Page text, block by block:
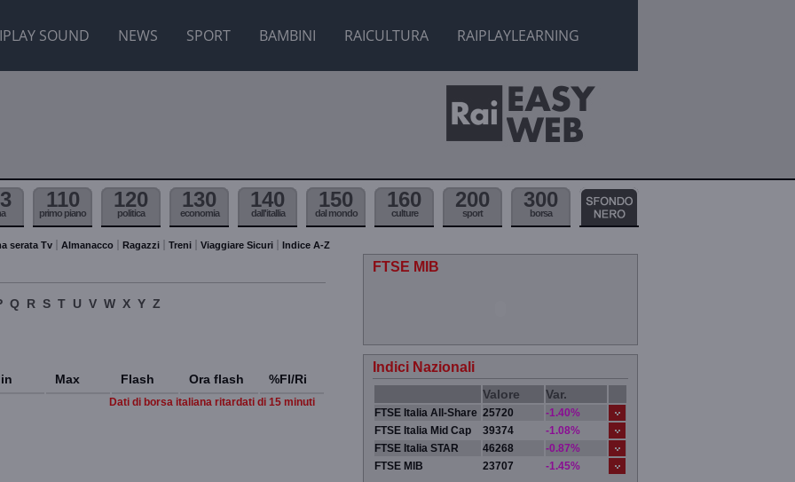
SOUND NEWS SPORT BAMBINI RAICULTURA RAIPLAYLEARNING
110
primo piano
120
politica
130
economia
140
dall'itallia
150
dal mondo
160
culture
200
sport
300
borsa
serata Tv Almanacco Ragazzi Treni Viaggiare Sicuri Indice A-Z
Q R S T U V W X Y Z
Max Flash Ora flash %Fl/Ri
Dati di borsa italiana ritardati di 15 minuti
FTSE MIB
Indici Nazionali
Valore Var.
FTSE Italia All-Share 25720
-1.40%
FTSE Italia Mid Cap
39374
-1.08%
FTSE Italia STAR
46268
-0.87%
FTSE MIB
23707 -1.45%